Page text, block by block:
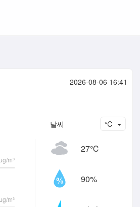
2026-08-06 16:41
m³
m³
날씨 ℃
27℃
90%